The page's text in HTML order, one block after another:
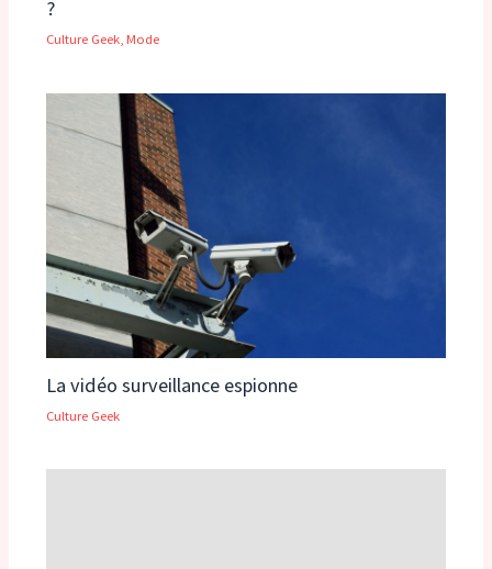
?
Culture Geek,Mode
La vidéo surveillance espionne
Culture Geek